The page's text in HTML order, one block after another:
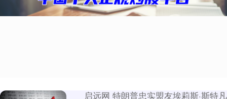
启远网 特朗普忠实盟友埃莉斯·斯特凡